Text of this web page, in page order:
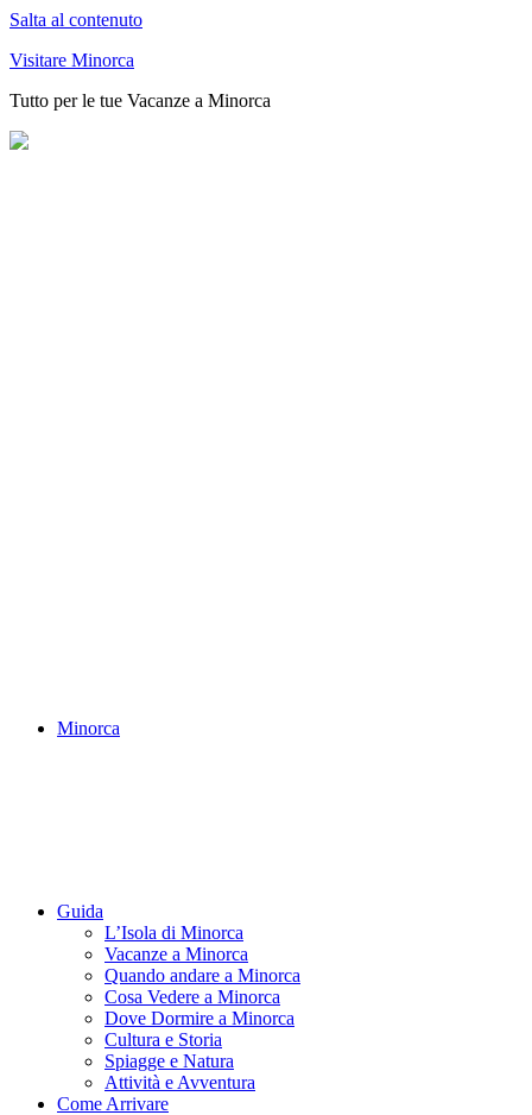
Salta al contenuto
Visitare Minorca
Tutto per le tue Vacanze a Minorca
Minorca
Guida
L’Isola di Minorca
Vacanze a Minorca
Quando andare a Minorca
Cosa Vedere a Minorca
Dove Dormire a Minorca
Cultura e Storia
Spiagge e Natura
Attività e Avventura
Come Arrivare